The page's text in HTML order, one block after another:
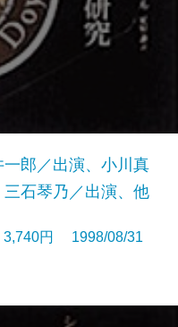
郎／出演、小川真
石琴乃／出演、他
円 1998/08/31